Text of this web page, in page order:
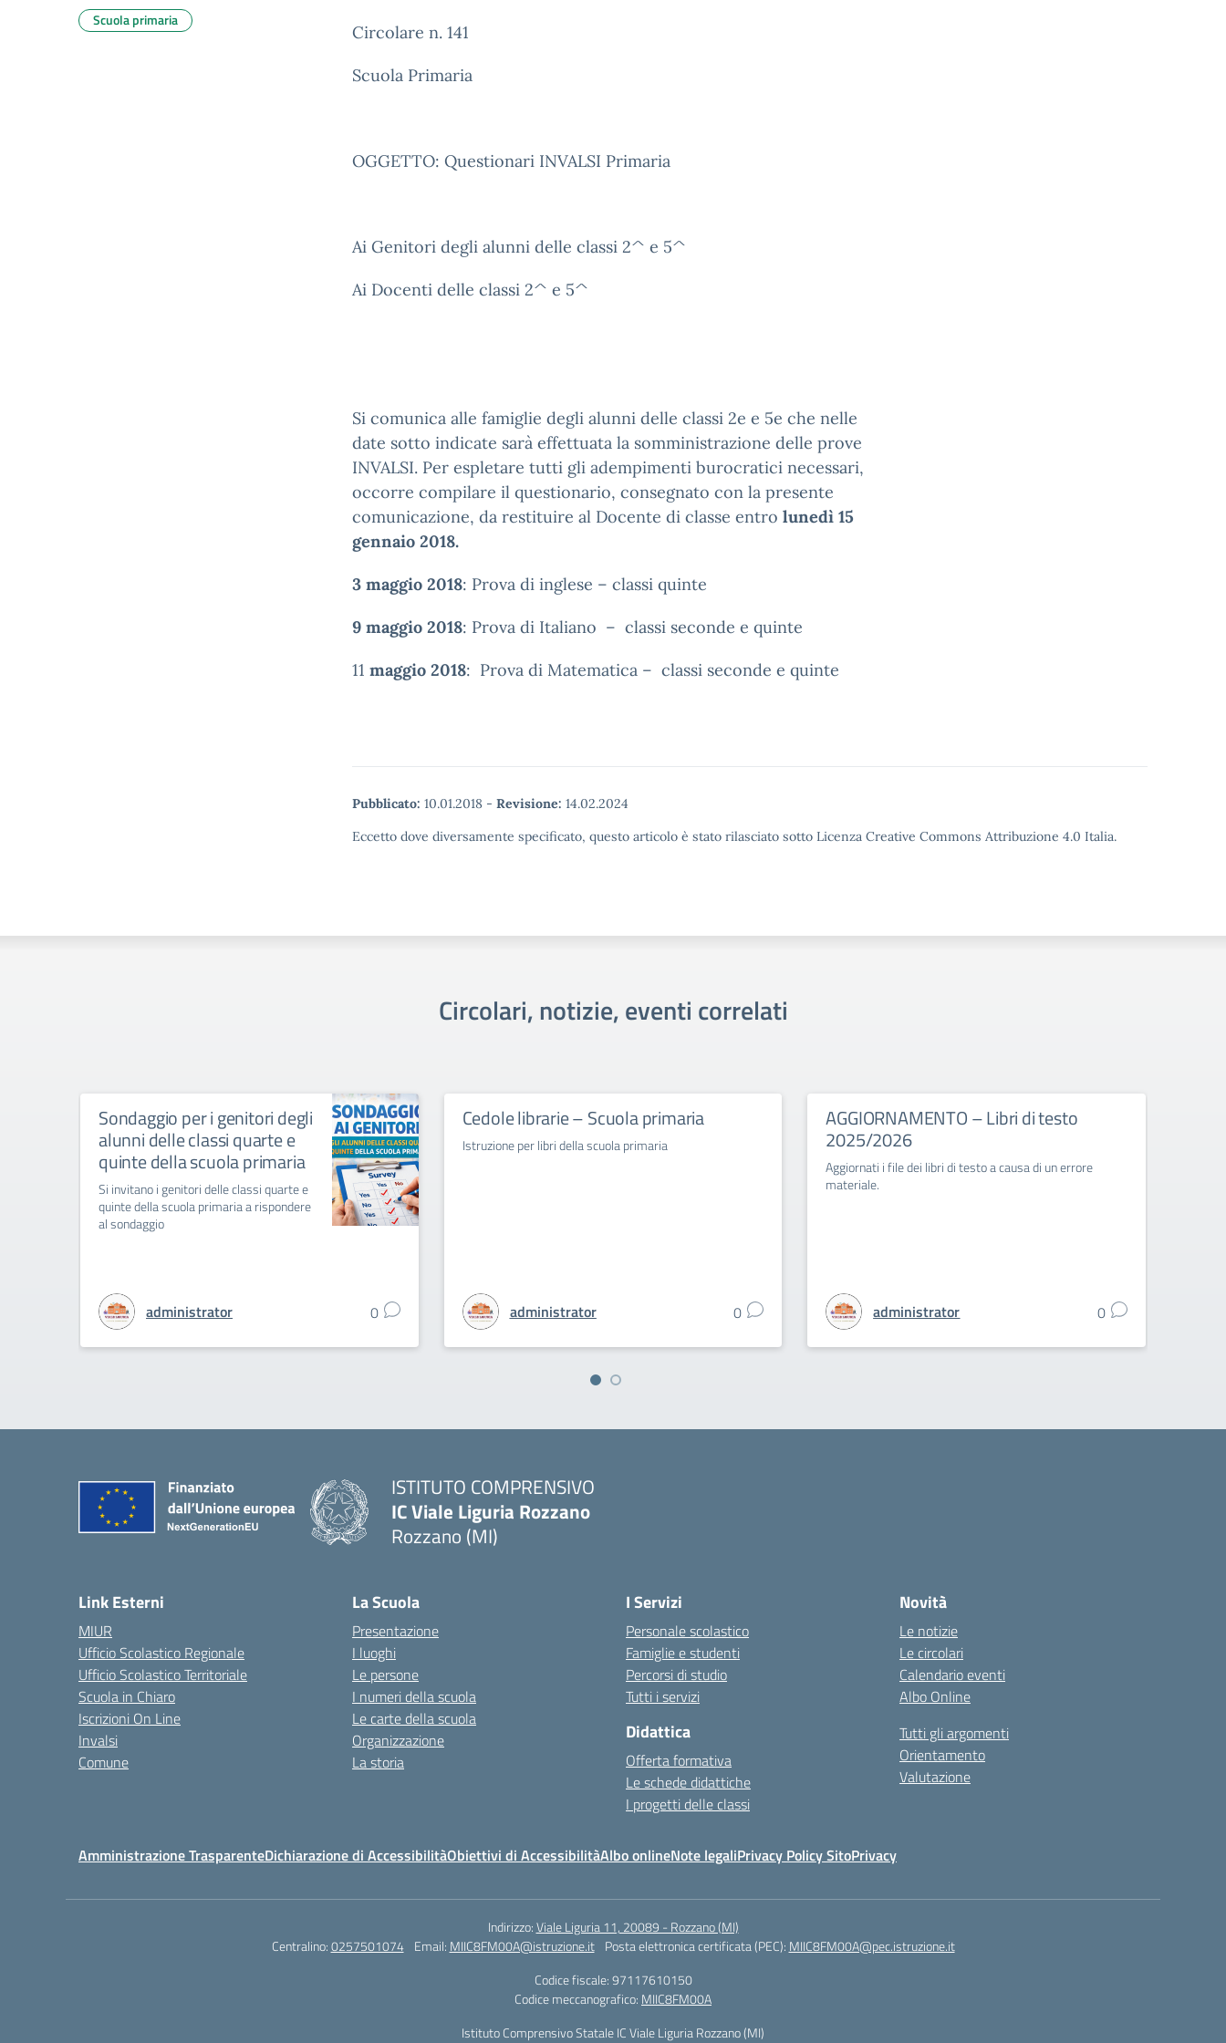
Circolare n. 141
Scuola Primaria
OGGETTO: Questionari INVALSI Primaria
Ai Genitori degli alunni delle classi 2^ e 5^
Ai Docenti delle classi 2^ e 5^
Si comunica alle famiglie degli alunni delle classi 2e e 5e che nelle
date sotto indicate sarà effettuata la somministrazione delle prove
INVALSI. Per espletare tutti gli adempimenti burocratici necessari,
occorre compilare il questionario, consegnato con la presente
comunicazione, da restituire al Docente di classe entro lunedì 15
gennaio 2018.
3 maggio 2018: Prova di inglese – classi quinte
9 maggio 2018: Prova di Italiano – classi seconde e quinte
11 maggio 2018: Prova di Matematica – classi seconde e quinte
Pubblicato: 10.01.2018 - Revisione: 14.02.2024
Eccetto dove diversamente specificato, questo articolo è stato rilasciato sotto Licenza Creative Commons Attribuzione 4.0 Italia.
Scuola primaria
Circolari, notizie, eventi correlati
Sondaggio per i genitori degli
alunni delle classi quarte e
quinte della scuola primaria
Si invitano i genitori delle classi quarte e
quinte della scuola primaria a rispondere
al sondaggio
administrator 0
Cedole librarie – Scuola primaria
Istruzione per libri della scuola primaria
administrator 0
AGGIORNAMENTO – Libri di testo
2025/2026
Aggiornati i file dei libri di testo a causa di un errore
materiale.
administrator 0
ISTITUTO COMPRENSIVO
IC Viale Liguria Rozzano
Rozzano (MI)
Link Esterni
MIUR
Ufficio Scolastico Regionale
Ufficio Scolastico Territoriale
Scuola in Chiaro
Iscrizioni On Line
Invalsi
Comune
La Scuola
Presentazione
I luoghi
Le persone
I numeri della scuola
Le carte della scuola
Organizzazione
La storia
I Servizi
Personale scolastico
Famiglie e studenti
Percorsi di studio
Tutti i servizi
Didattica
Offerta formativa
Le schede didattiche
I progetti delle classi
Novità
Le notizie
Le circolari
Calendario eventi
Albo Online
Tutti gli argomenti
Orientamento
Valutazione
Amministrazione TrasparenteDichiarazione di AccessibilitàObiettivi di AccessibilitàAlbo onlineNote legaliPrivacy Policy SitoPrivacy
Indirizzo:Viale Liguria 11, 20089 - Rozzano (MI)
Centralino:0257501074 Email: MIIC8FM00A@istruzione.it Posta elettronica certificata (PEC): MIIC8FM00A@pec.istruzione.it
Codice fiscale: 97117610150
Codice meccanografico: MIIC8FM00A
Istituto Comprensivo Statale IC Viale Liguria Rozzano (MI)